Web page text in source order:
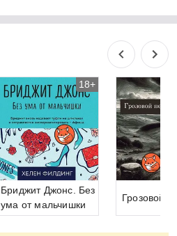
Бриджит Джонс. Без
ума от мальчишки
18+
Грозовой